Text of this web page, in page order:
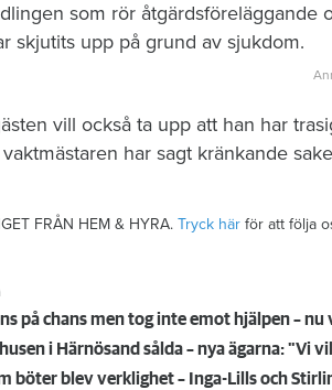
som rör
skjutits upp på grund av sjukdom.
vill också ta upp att han har
har sagt kränkande
FRÅN HEM & HYRA. Tryck här för att följa
på chans men tog inte emot hjälpen –
i Härnösand sålda – nya ägarna: "Vi